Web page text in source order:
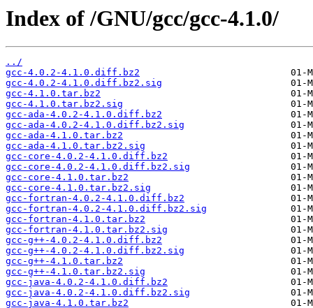
Index of /GNU/gcc/gcc-4.1.0/
../
gcc-4.0.2-4.1.0.diff.bz2
gcc-4.0.2-4.1.0.diff.bz2.sig
gcc-4.1.0.tar.bz2
gcc-4.1.0.tar.bz2.sig
gcc-ada-4.0.2-4.1.0.diff.bz2
gcc-ada-4.0.2-4.1.0.diff.bz2.sig
gcc-ada-4.1.0.tar.bz2
gcc-ada-4.1.0.tar.bz2.sig
gcc-core-4.0.2-4.1.0.diff.bz2
gcc-core-4.0.2-4.1.0.diff.bz2.sig
gcc-core-4.1.0.tar.bz2
gcc-core-4.1.0.tar.bz2.sig
gcc-fortran-4.0.2-4.1.0.diff.bz2
gcc-fortran-4.0.2-4.1.0.diff.bz2.sig
gcc-fortran-4.1.0.tar.bz2
gcc-fortran-4.1.0.tar.bz2.sig
gcc-g++-4.0.2-4.1.0.diff.bz2
gcc-g++-4.0.2-4.1.0.diff.bz2.sig
gcc-g++-4.1.0.tar.bz2
gcc-g++-4.1.0.tar.bz2.sig
gcc-java-4.0.2-4.1.0.diff.bz2
gcc-java-4.0.2-4.1.0.diff.bz2.sig
gcc-java-4.1.0.tar.bz2